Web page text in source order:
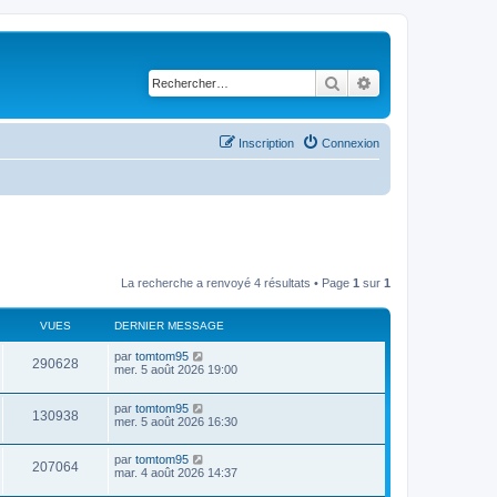
Rechercher
Connexion
Inscription
La recherche a renvoyé 4 résultats • Page 1 sur 1
VUES DERNIER MESSAGE
290628
u
s
D
e
n
i
e
m
e
s
par tomtom95
mer. 5 août 2026 19:00
130938
u
e
D
e
n
i
e
par tomtom95
mer. 5 août 2026 16:30
207064V
D
e
par tomtom95
mar. 4 août 2026 14:37